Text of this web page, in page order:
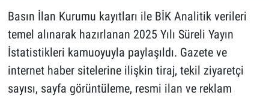
Basın İlan Kurumu kayıtları ile BİK Analitik verileri
temel alınarak hazırlanan 2025 Yılı Süreli Yayın
İstatistikleri kamuoyuyla paylaşıldı. Gazete ve
internet haber sitelerine ilişkin tiraj, tekil ziyaretçi
sayısı, sayfa görüntüleme, resmi ilan ve reklam